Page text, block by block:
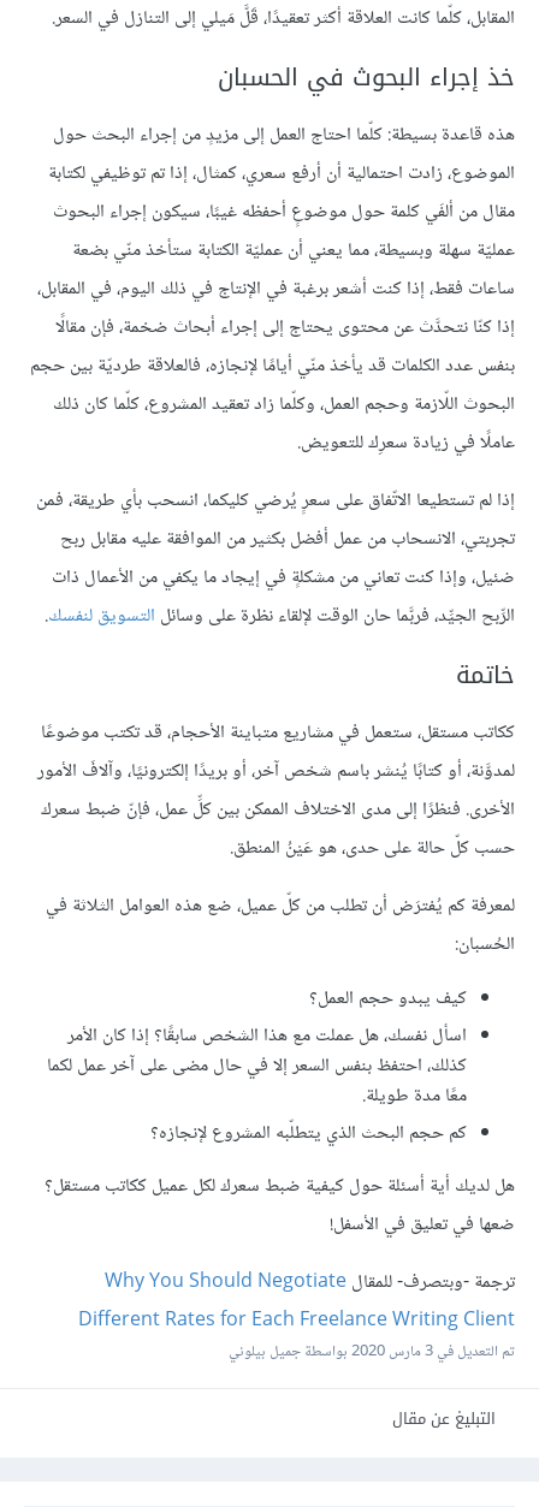
المقابل، كلّما كانت العلاقة أكثر تعقيدًا، قَلَّ مَيلي إلى التنازل في السعر.
خذ إجراء البحوث في الحسبان
هذه قاعدة بسيطة: كلّما احتاج العمل إلى مزيدٍ من إجراء البحث حول
الموضوع، زادت احتمالية أن أرفع سعري، كمثال، إذا تم توظيفي لكتابة
مقال من ألفَي كلمة حول موضوعٍ أحفظه غيبًا، سيكون إجراء البحوث
عمليّة سهلة وبسيطة، مما يعني أن عمليّة الكتابة ستأخذ منّي بضعة
ساعات فقط، إذا كنت أشعر برغبة في الإنتاج في ذلك اليوم، في المقابل،
إذا كنّا نتحدَّث عن محتوى يحتاج إلى إجراء أبحاث ضخمة، فإن مقالًا
بنفس عدد الكلمات قد يأخذ منّي أيامًا لإنجازه، فالعلاقة طرديّة بين حجم
البحوث اللّازمة وحجم العمل، وكلّما زاد تعقيد المشروع، كلّما كان ذلك
عاملًا في زيادة سعرِك للتعويض.
إذا لم تستطيعا الاتّفاق على سعرٍ يُرضي كليكما، انسحب بأي طريقة، فمن
تجربتي، الانسحاب من عمل أفضل بكثير من الموافقة عليه مقابل ربح
ضئيل، وإذا كنت تعاني من مشكلةٍ في إيجاد ما يكفي من الأعمال ذات
الرِّبح الجيِّد، فربَّما حان الوقت لإلقاء نظرة على وسائل التسويق لنفسك.
خاتمة
ككاتب مستقل، ستعمل في مشاريع متباينة الأحجام، قد تكتب موضوعًا
لمدوَّنة، أو كتابًا يُنشر باسم شخص آخر، أو بريدًا إلكترونيًا، وآلافَ الأمور
الأخرى. فنظرًا إلى مدى الاختلاف الممكن بين كلِّ عمل، فإنّ ضبط سعرك
حسب كلّ حالة على حدى، هو عَيْنُ المنطق.
لمعرفة كم يُفترَض أن تطلب من كلّ عميل، ضع هذه العوامل الثلاثة في
الحُسبان:
كيف يبدو حجم العمل؟
اسأل نفسك، هل عملت مع هذا الشخص سابقًا؟ إذا كان الأمر
كذلك، احتفظ بنفس السعر إلا في حال مضى على آخر عمل لكما
معًا مدة طويلة.
كم حجم البحث الذي يتطلّبه المشروع لإنجازه؟
هل لديك أية أسئلة حول كيفية ضبط سعرك لكل عميل ككاتب مستقل؟
ضعها في تعليق في الأسفل!
ترجمة -وبتصرف- للمقالWhy You Should Negotiate
Different Rates for Each Freelance Writing Client
تم التعديل في3 مارس 2020 بواسطة جميل بيلوني
التبليغ عن مقال